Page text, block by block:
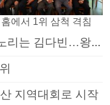
에서 1위 삼척 격침
22전 전승 임상규·대회2연패 노리는 김다빈…왕중왕전 16강 7일부터
지역대회로 시작